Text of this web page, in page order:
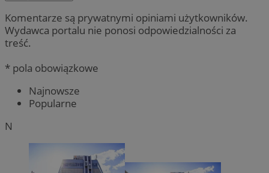
Komentarze są prywatnymi opiniami użytkowników.
Wydawca portalu nie ponosi odpowiedzialności za
treść.
* pola obowiązkowe
Najnowsze
Popularne
N